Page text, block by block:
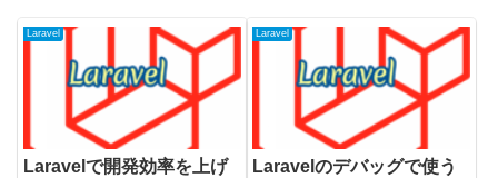
Laravel
Laravelで開発効率を上げ
Laravel
Laravelのデバッグで使う